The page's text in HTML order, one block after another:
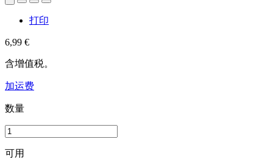
打印
6,99 €
含增值税。
加运费
数量
可用